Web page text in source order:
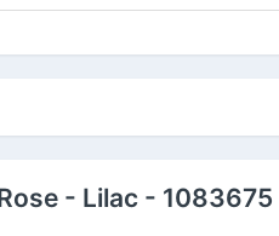
- Lilac - 1083675